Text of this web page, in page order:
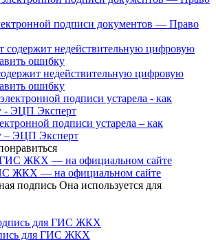
подписи документов — Право
недействительную цифровую
ошибку
подписи устарела – как
– ЭЦП Эксперт
ЖКХ — на официальном сайте
подпись Она используется для
для ГИС ЖКХ